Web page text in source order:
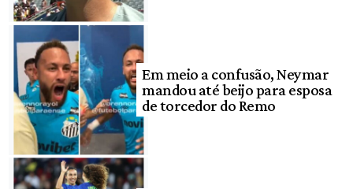
Em meio a confusão, Neymar
mandou até beijo para esposa
de torcedor do Remo